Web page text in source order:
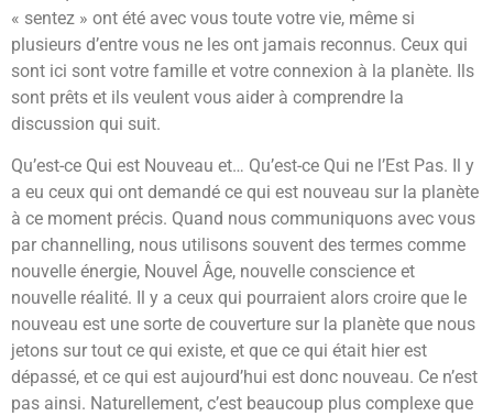
« sentez » ont été avec vous toute votre vie, même si
plusieurs d’entre vous ne les ont jamais reconnus. Ceux qui
sont ici sont votre famille et votre connexion à la planète. Ils
sont prêts et ils veulent vous aider à comprendre la
discussion qui suit.
Qu’est-ce Qui est Nouveau et… Qu’est-ce Qui ne l’Est Pas. Il y
a eu ceux qui ont demandé ce qui est nouveau sur la planète
à ce moment précis. Quand nous communiquons avec vous
par channelling, nous utilisons souvent des termes comme
nouvelle énergie, Nouvel Âge, nouvelle conscience et
nouvelle réalité. Il y a ceux qui pourraient alors croire que le
nouveau est une sorte de couverture sur la planète que nous
jetons sur tout ce qui existe, et que ce qui était hier est
dépassé, et ce qui est aujourd’hui est donc nouveau. Ce n’est
pas ainsi. Naturellement, c’est beaucoup plus complexe que